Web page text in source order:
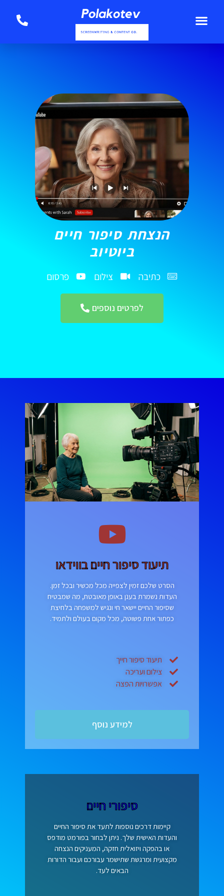
הנצחת סיפור חיים
ביוטיוב
כתיבה צילום פרסום
לפרטים נוספים
תיעוד סיפור חיים בווידאו
הסרט שלכם זמין לצפייה מכל מכשיר ובכל זמן.
העדות נשמרת בענן באופן מאובטח, מה שמבטיח
שסיפור החיים יישאר חי ונגיש למשפחה בלחיצת
כפתור אחת פשוטה, מכל מקום בעולם ולתמיד.
תיעוד סיפור חייך
צילום ועריכה
אפשרויות הפצה
למידע נוסף
סיפורי חיים
קיימות דרכים נוספות לתעד את סיפור החיים
והעדות האישית שלך. ניתן לבחור בפורמט מודפס
או בהפקה ויזואלית חזקה, המעניקים הנצחה
מקצועית ומרגשת שתישמר עבורכם ועבור הדורות
הבאים לעד.